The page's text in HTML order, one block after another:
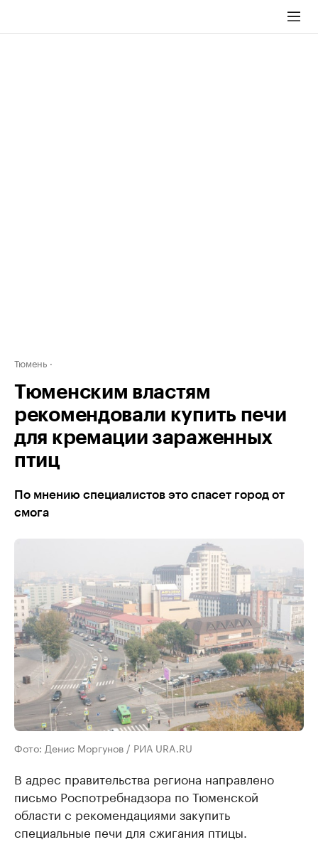
Тюмень
Тюменским властям
рекомендовали купить печи
для кремации зараженных
птиц
По мнению специалистов это спасет город от
смога
Фото: Денис Моргунов / РИА URA.RU
В адрес правительства региона направлено
письмо Роспотребнадзора по Тюменской
области с рекомендациями закупить
специальные печи для сжигания птицы.